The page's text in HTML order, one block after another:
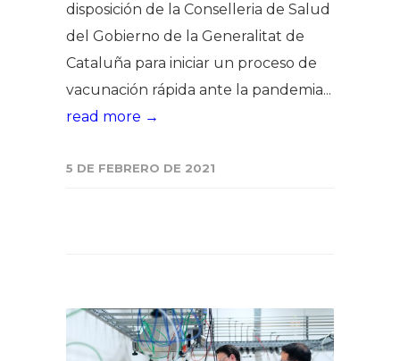
disposición de la Conselleria de Salud
del Gobierno de la Generalitat de
Cataluña para iniciar un proceso de
vacunación rápida ante la pandemia...
read more →
5 DE FEBRERO DE 2021